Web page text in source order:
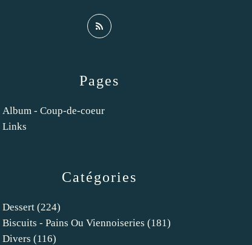
Catégories
Dessert (224)
Biscuits - Pains Ou Viennoiseries (181)
Divers (116)
Pages
Album - Coup-de-coeur
Links